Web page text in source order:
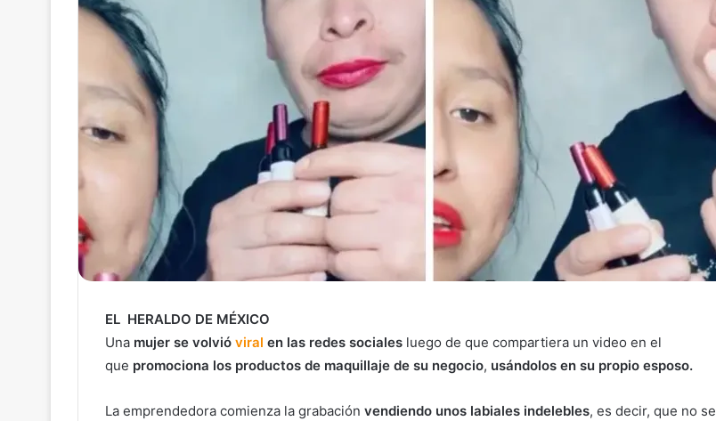
EL HERALDO DE MÉXICO
Una mujer se volvió viral en las redes sociales luego de que compartiera un video en el
que promociona los productos de maquillaje de su negocio, usándolos en su propio esposo.
La emprendedora comienza la grabación vendiendo unos labiales indelebles, es decir, que no se